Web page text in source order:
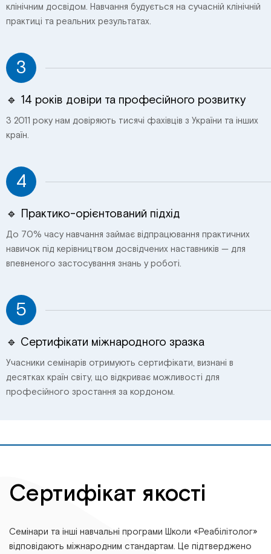
клінічним досвідом. Навчання будується на сучасній клінічній
практиці та реальних результатах.
3
🔹 14 років довіри та професійного розвитку
З 2011 року нам довіряють тисячі фахівців з України та інших
країн.
4
🔹 Практико-орієнтований підхід
До 70% часу навчання займає відпрацювання практичних
навичок під керівництвом досвідчених наставників — для
впевненого застосування знань у роботі.
5
🔹 Сертифікати міжнародного зразка
Учасники семінарів отримують сертифікати, визнані в
десятках країн світу, що відкриває можливості для
професійного зростання за кордоном.
Сертифікат якості
Семінари та інші навчальні програми Школи «Реабілітолог»
відповідають міжнародним стандартам. Це підтверджено